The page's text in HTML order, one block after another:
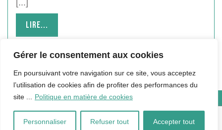
Gérer le consentement aux cookies
En poursuivant votre navigation sur ce site, vous acceptez
l’utilisation de cookies afin de profiter des performances du
site ...
Politique en matière de cookies
Personnaliser Refuser tout Accepter tout
[...]
Lire...
Copyright © 2024 Hébergé par Qualité Informatique |
Légales